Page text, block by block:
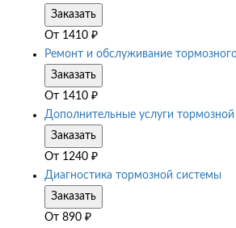
Заказать
От 1410 ₽
Ремонт и обслуживание
Заказать
От 1410 ₽
Дополнительные услуги
Заказать
От 1240 ₽
Диагностика тормозной системы
Заказать
От 890 ₽